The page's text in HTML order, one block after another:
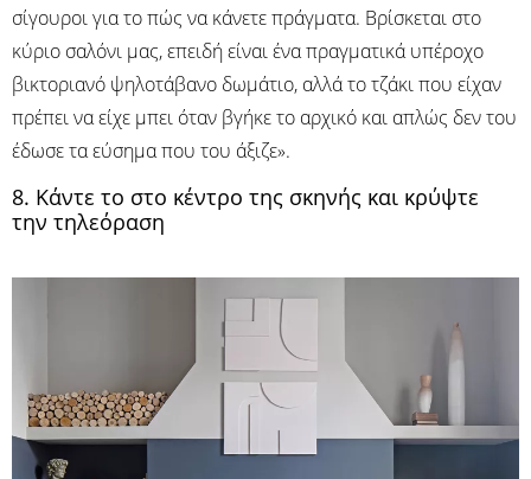
σίγουροι για το πώς να κάνετε πράγματα. Βρίσκεται στο
κύριο σαλόνι μας, επειδή είναι ένα πραγματικά υπέροχο
βικτοριανό ψηλοτάβανο δωμάτιο, αλλά το τζάκι που είχαν
πρέπει να είχε μπει όταν βγήκε το αρχικό και απλώς δεν του
έδωσε τα εύσημα που του άξιζε».
8. Κάντε το στο κέντρο της σκηνής και κρύψτε
την τηλεόραση